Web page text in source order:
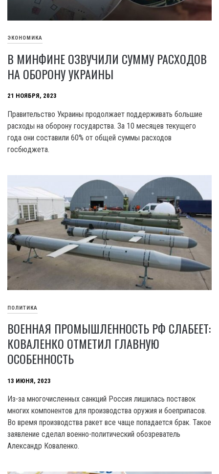
ЭКОНОМИКА
В МИНФИНЕ ОЗВУЧИЛИ СУММУ РАСХОДОВ
НА ОБОРОНУ УКРАИНЫ
21 НОЯБРЯ, 2023
Правительство Украины продолжает поддерживать большие
расходы на оборону государства. За 10 месяцев текущего
года они составили 60% от общей суммы расходов
госбюджета.
ПОЛИТИКА
ВОЕННАЯ ПРОМЫШЛЕННОСТЬ РФ СЛАБЕЕТ:
КОВАЛЕНКО ОТМЕТИЛ ГЛАВНУЮ
ОСОБЕННОСТЬ
13 ИЮНЯ, 2023
Из-за многочисленных санкций Россия лишилась поставок
многих компонентов для производства оружия и боеприпасов.
Во время производства ракет все чаще попадается брак. Такое
заявление сделал военно-политический обозреватель
Александр Коваленко.